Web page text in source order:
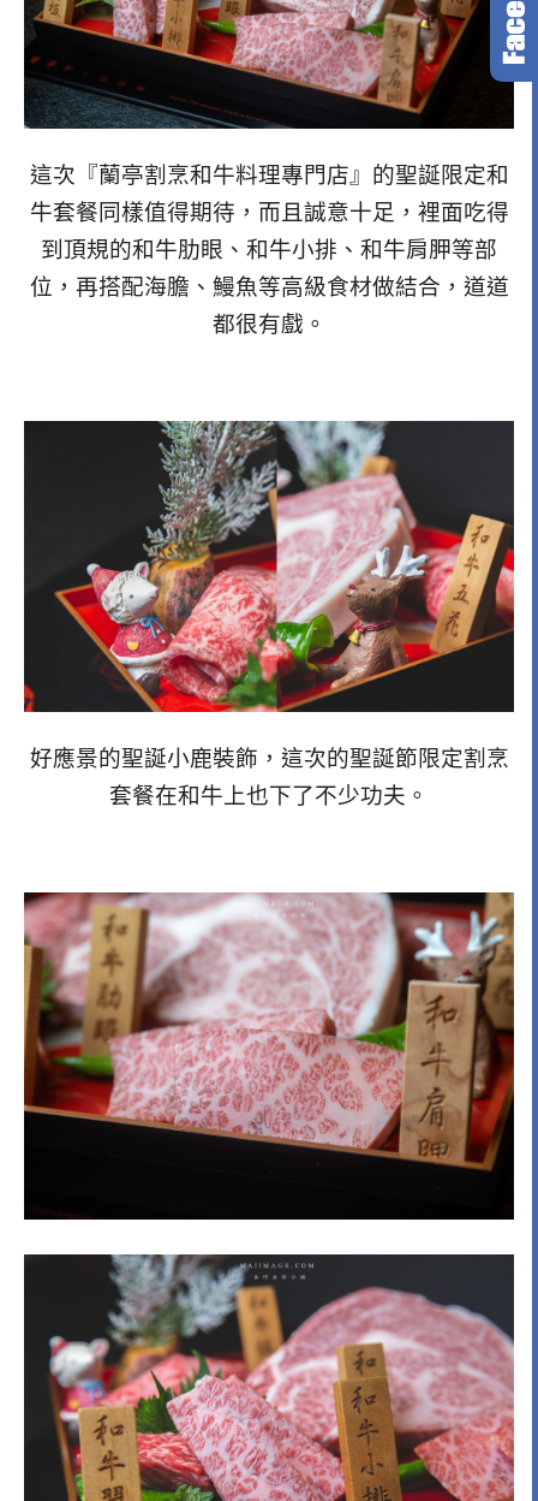
這次『蘭亭割烹和牛料理專門店』的聖誕限定和
牛套餐同樣值得期待，而且誠意十足，裡面吃得
到頂規的和牛肋眼、和牛小排、和牛肩胛等部
位，再搭配海膽、鰻魚等高級食材做結合，道道
都很有戲。
好應景的聖誕小鹿裝飾，這次的聖誕節限定割烹
套餐在和牛上也下了不少功夫。